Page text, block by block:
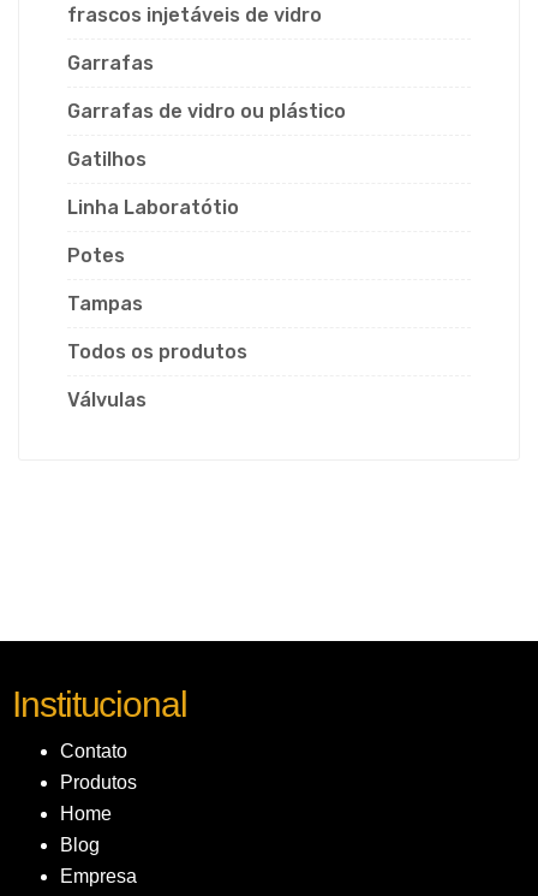
frascos injetáveis de vidro
Garrafas
Garrafas de vidro ou plástico
Gatilhos
Linha Laboratótio
Potes
Tampas
Todos os produtos
Válvulas
Institucional
Contato
Produtos
Home
Blog
Empresa